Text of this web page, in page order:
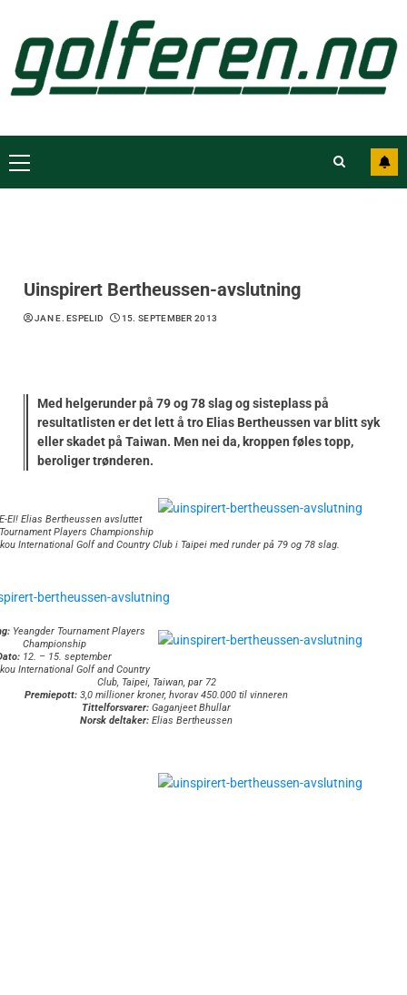
Uinspirert Bertheussen-avslutning
JAN E. ESPELID 15. SEPTEMBER 2013
Med helgerunder på 79 og 78 slag og sisteplass på
resultatlisten er det lett å tro Elias Bertheussen var blitt syk
eller skadet på Taiwan. Men nei da, kroppen føles topp,
beroliger trønderen.
E-EI! Elias Bertheussen avsluttet
Players Championship
International Golf and Country Club i Taipei med runder på 79 og 78 slag.
Yeangder Tournament Players
Championship
12. – 15. september
International Golf and Country
Club, Taipei, Taiwan, par 72
Premiepott: 3,0 millioner kroner, hvorav 450.000 til vinneren
Tittelforsvarer: Gaganjeet Bhullar
Norsk deltaker: Elias Bertheussen